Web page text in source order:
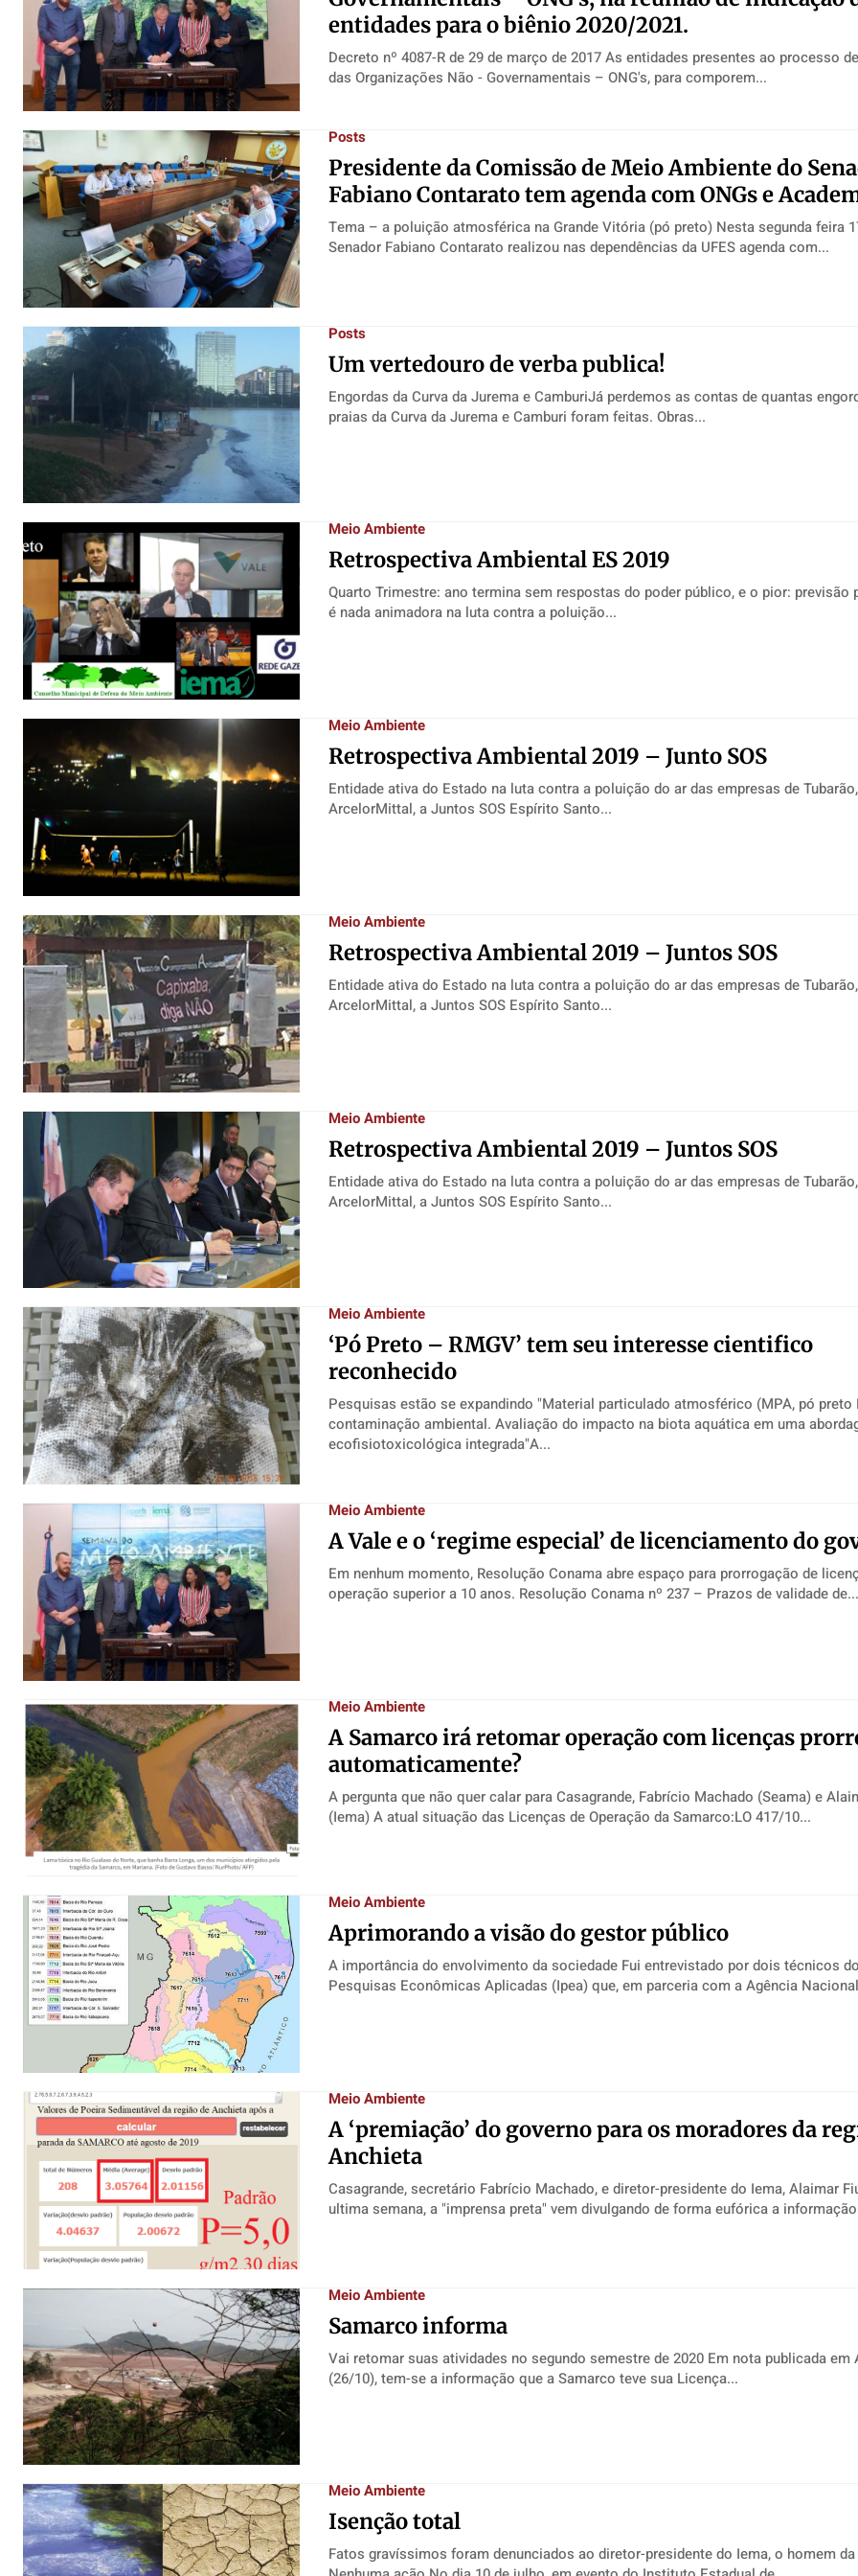
Expediente
Contato
Anuncie
Termos de Uso
Privacidade
Expediente
Contato
Anuncie
Termos de Uso
Privacidade
Expediente
Contato
Anuncie
Termos de Uso
Privacidade
Expediente
Contato
Anuncie
Termos de Uso
Privacidade
entidades para o biênio 2020/2021.
Decreto nº 4087-R de 29 de março de 2017 As entidades presentes ao processo de indicações
das Organizações Não - Governamentais – ONG's, para comporem...
Posts
Presidente da Comissão de Meio Ambiente do
Fabiano Contarato tem agenda com ONGs e
Tema – a poluição atmosférica na Grande Vitória (pó preto) Nesta segunda feira 17/02, o
Senador Fabiano Contarato realizou nas dependências da UFES agenda com...
Posts
Um vertedouro de verba publica!
Engordas da Curva da Jurema e CamburiJá perdemos as contas de quantas
praias da Curva da Jurema e Camburi foram feitas. Obras...
Meio Ambiente
Retrospectiva Ambiental ES 2019
Quarto Trimestre: ano termina sem respostas do poder público, e o pior: previsão
é nada animadora na luta contra a poluição...
Meio Ambiente
Retrospectiva Ambiental 2019 – Junto SOS
Entidade ativa do Estado na luta contra a poluição do ar das empresas de
ArcelorMittal, a Juntos SOS Espírito Santo...
Meio Ambiente
Retrospectiva Ambiental 2019 – Juntos SOS
Entidade ativa do Estado na luta contra a poluição do ar das empresas de
ArcelorMittal, a Juntos SOS Espírito Santo...
Meio Ambiente
Retrospectiva Ambiental 2019 – Juntos SOS
Entidade ativa do Estado na luta contra a poluição do ar das empresas de
ArcelorMittal, a Juntos SOS Espírito Santo...
Meio Ambiente
‘Pó Preto – RMGV’ tem seu interesse cientifico
reconhecido
Pesquisas estão se expandindo "Material particulado atmosférico (MPA, pó preto RMGV) e
contaminação ambiental. Avaliação do impacto na biota aquática em uma
ecofisiotoxicológica integrada"A...
Meio Ambiente
A Vale e o ‘regime especial’ de licenciamento do
Em nenhum momento, Resolução Conama abre espaço para prorrogação de
operação superior a 10 anos. Resolução Conama nº 237 – Prazos de validade de...
Meio Ambiente
A Samarco irá retomar operação com licenças
automaticamente?
A pergunta que não quer calar para Casagrande, Fabrício Machado (Seama) e
(Iema) A atual situação das Licenças de Operação da Samarco:LO 417/10...
Meio Ambiente
Aprimorando a visão do gestor público
A importância do envolvimento da sociedade Fui entrevistado por dois técnicos do Instituto de
Pesquisas Econômicas Aplicadas (Ipea) que, em parceria com a Agência
Meio Ambiente
A ‘premiação’ do governo para os moradores da
Anchieta
Casagrande, secretário Fabrício Machado, e diretor-presidente do Iema, Alaimar Fiúza
ultima semana, a "imprensa preta" vem divulgando de forma eufórica a
Meio Ambiente
Samarco informa
Vai retomar suas atividades no segundo semestre de 2020 Em nota publicada em A Gazeta
(26/10), tem-se a informação que a Samarco teve sua Licença...
Meio Ambiente
Isenção total
Fatos gravíssimos foram denunciados ao diretor-presidente do Iema, o homem da